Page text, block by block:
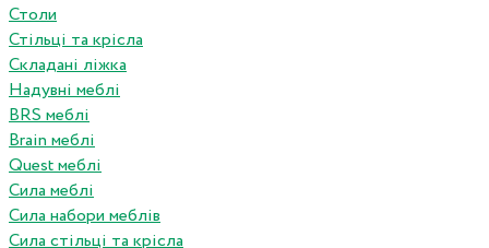
Столи
Стільці та крісла
Складані ліжка
Надувні меблі
BRS меблі
Brain меблі
Quest меблі
Сила меблі
Сила набори меблів
Сила стільці та крісла